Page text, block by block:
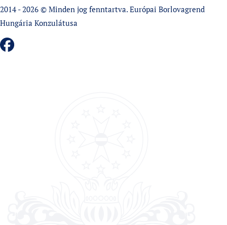
2014 - 2026 © Minden jog fenntartva. Európai Borlovagrend
Hungária Konzulátusa